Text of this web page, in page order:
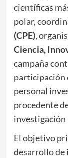
científicas
polar,
(CPE),
Ciencia,
campaña
participación
personal
procedente
investigación
El objetivo
desarrollo de